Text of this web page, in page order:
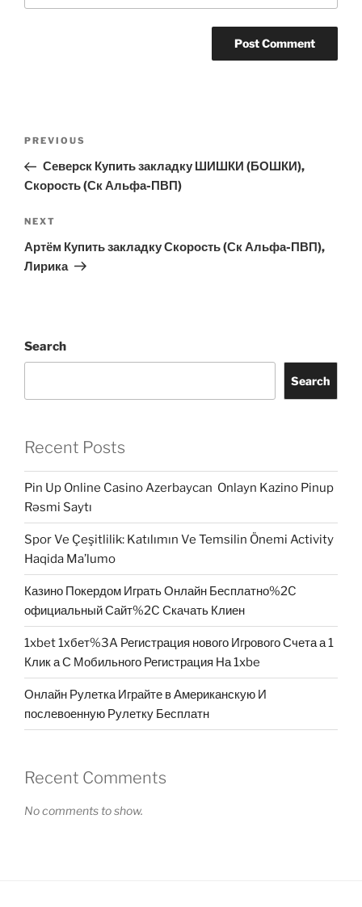
Previous
Post
PREVIOUS
Северск Купить закладку ШИШКИ (БОШКИ),
Скорость (Ск Альфа-ПВП)
Next
Post
NEXT
Артём Купить закладку Скорость (Ск Альфа-ПВП),
Лирика
Search
Search
Recent Posts
Pin Up Online Casino Azerbaycan ️ Onlayn Kazino Pinup
Rəsmi Saytı
Spor Ve Çeşitlilik: Katılımın Ve Temsilin Önemi Activity
Haqida Ma’lumo
Казино Покердом Играть Онлайн Бесплатно%2C
официальный Сайт%2C Скачать Клиен
1xbet 1хбет%3A Регистрация нового Игрового Счета а 1
Клик а С Мобильного Регистрация На 1xbe
Онлайн Рулетка Играйте в Американскую И
послевоенную Рулетку Бесплатн
Recent Comments
No comments to show.